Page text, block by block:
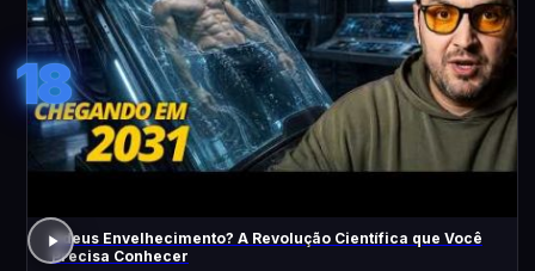
18
Adeus Envelhecimento? A Revolução Científica que Você
Precisa Conhecer